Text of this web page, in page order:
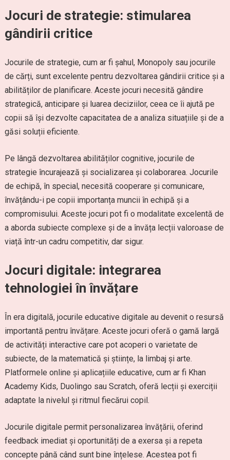
Jocuri de strategie: stimularea
gândirii critice
Jocurile de strategie, cum ar fi șahul, Monopoly sau jocurile
de cărți, sunt excelente pentru dezvoltarea gândirii critice și a
abilităților de planificare. Aceste jocuri necesită gândire
strategică, anticipare și luarea deciziilor, ceea ce îi ajută pe
copii să își dezvolte capacitatea de a analiza situațiile și de a
găsi soluții eficiente.
Pe lângă dezvoltarea abilităților cognitive, jocurile de
strategie încurajează și socializarea și colaborarea. Jocurile
de echipă, în special, necesită cooperare și comunicare,
învățându-i pe copii importanța muncii în echipă și a
compromisului. Aceste jocuri pot fi o modalitate excelentă de
a aborda subiecte complexe și de a învăța lecții valoroase de
viață într-un cadru competitiv, dar sigur.
Jocuri digitale: integrarea
tehnologiei în învățare
În era digitală, jocurile educative digitale au devenit o resursă
importantă pentru învățare. Aceste jocuri oferă o gamă largă
de activități interactive care pot acoperi o varietate de
subiecte, de la matematică și științe, la limbaj și arte.
Platformele online și aplicațiile educative, cum ar fi Khan
Academy Kids, Duolingo sau Scratch, oferă lecții și exerciții
adaptate la nivelul și ritmul fiecărui copil.
Jocurile digitale permit personalizarea învățării, oferind
feedback imediat și oportunități de a exersa și a repeta
concepte până când sunt bine înțelese. Acestea pot fi